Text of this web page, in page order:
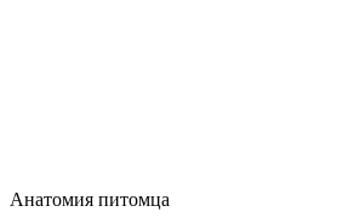
Анатомия питомца